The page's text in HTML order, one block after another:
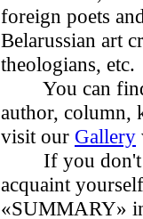
foreign poets
Belarussian art
theologians, etc.
You can find
author, column,
visit our Gallery
If you don't
acquaint
«SUMMARY»